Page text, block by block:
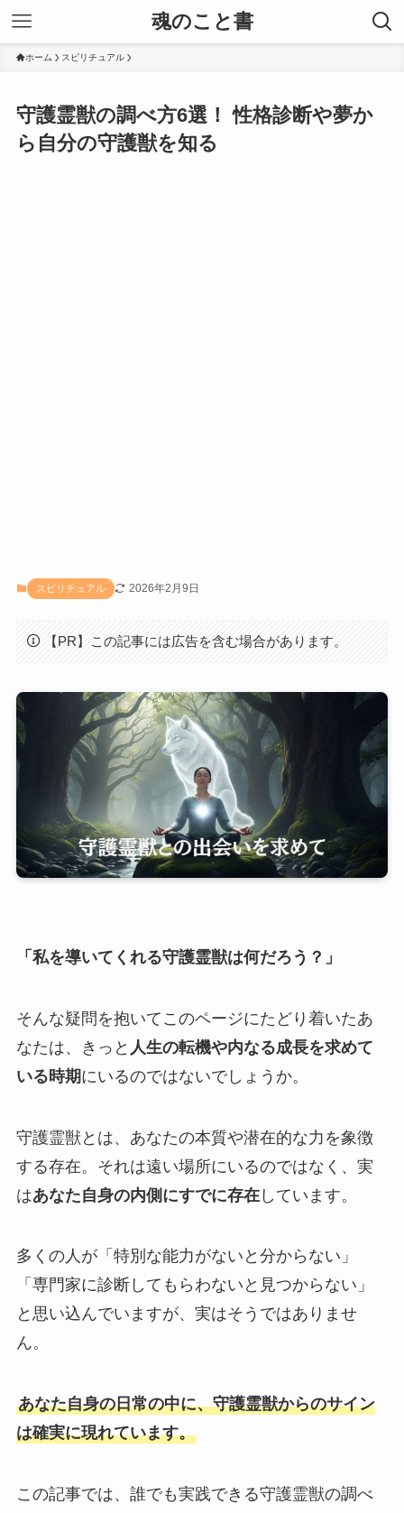
魂のこと書
ホーム スピリチュアル
守護霊獣の調べ方6選！ 性格診断や夢か
ら自分の守護獣を知る
スピリチュアル 2026年2月9日
【PR】この記事には広告を含む場合があります。
「私を導いてくれる守護霊獣は何だろう？」
そんな疑問を抱いてこのページにたどり着いたあ
なたは、きっと 人生の転機や内なる成長を求めて
いる時期にいるのではないでしょうか。
守護霊獣とは、あなたの本質や潜在的な力を象徴
する存在。それは遠い場所にいるのではなく、実
はあなた自身の内側にすでに存在しています。
多くの人が「特別な能力がないと分からない」
「専門家に診断してもらわないと見つからない」
と思い込んでいますが、実はそうではありませ
ん。
あなた自身の日常の中に、守護霊獣からのサイン
は確実に現れています。
この記事では、誰でも実践できる守護霊獣の調べ